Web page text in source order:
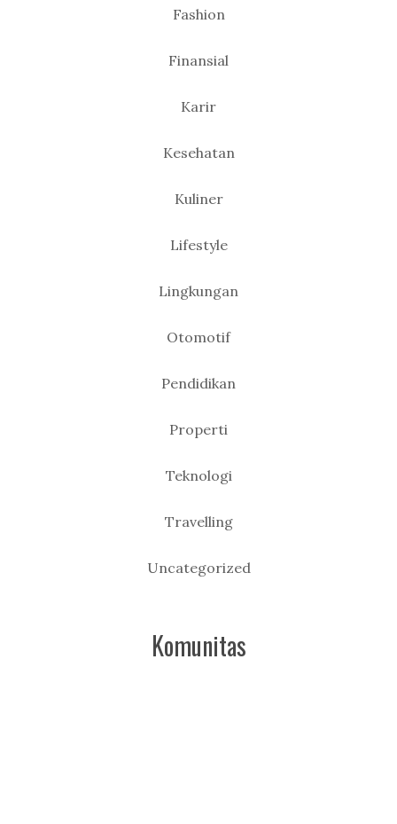
Fashion
Finansial
Karir
Kesehatan
Kuliner
Lifestyle
Lingkungan
Otomotif
Pendidikan
Properti
Teknologi
Travelling
Uncategorized
Komunitas